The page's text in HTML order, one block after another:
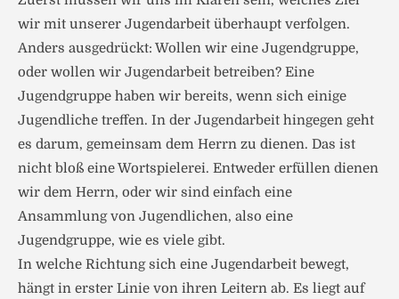
wir mit unserer Jugendarbeit überhaupt verfolgen.
Anders ausgedrückt: Wollen wir eine Jugendgruppe,
oder wollen wir Jugendarbeit betreiben? Eine
Jugendgruppe haben wir bereits, wenn sich einige
Jugendliche treffen. In der Jugendarbeit hingegen geht
es darum, gemeinsam dem Herrn zu dienen. Das ist
nicht bloß eine Wortspielerei. Entweder erfüllen dienen
wir dem Herrn, oder wir sind einfach eine
Ansammlung von Jugendlichen, also eine
Jugendgruppe, wie es viele gibt.
In welche Richtung sich eine Jugendarbeit bewegt,
hängt in erster Linie von ihren Leitern ab. Es liegt auf